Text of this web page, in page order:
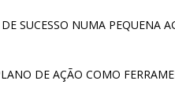
SUCESSO NUMA PEQUENA
DE AÇÃO COMO